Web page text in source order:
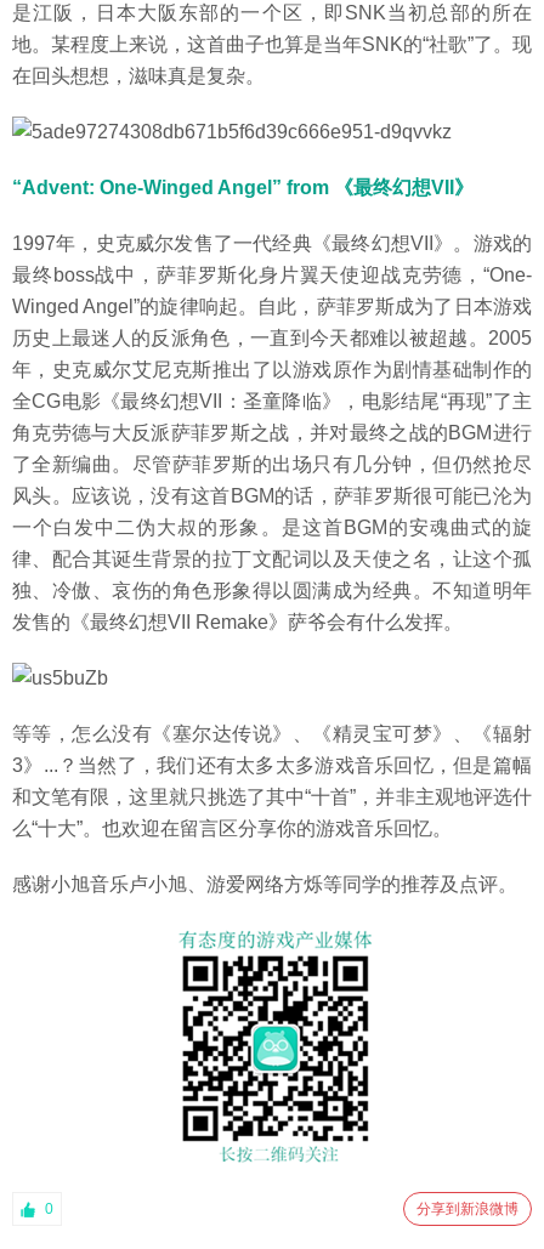
是江阪，日本大阪东部的一个区，即SNK当初总部的所在
地。某程度上来说，这首曲子也算是当年SNK的“社歌”了。现
在回头想想，滋味真是复杂。
“Advent: One-Winged Angel” from 《最终幻想VII》
1997年，史克威尔发售了一代经典《最终幻想VII》。游戏的
最终boss战中，萨菲罗斯化身片翼天使迎战克劳德，“One-
Winged Angel”的旋律响起。自此，萨菲罗斯成为了日本游戏
历史上最迷人的反派角色，一直到今天都难以被超越。2005
年，史克威尔艾尼克斯推出了以游戏原作为剧情基础制作的
全CG电影《最终幻想VII：圣童降临》，电影结尾“再现”了主
角克劳德与大反派萨菲罗斯之战，并对最终之战的BGM进行
了全新编曲。尽管萨菲罗斯的出场只有几分钟，但仍然抢尽
风头。应该说，没有这首BGM的话，萨菲罗斯很可能已沦为
一个白发中二伪大叔的形象。是这首BGM的安魂曲式的旋
律、配合其诞生背景的拉丁文配词以及天使之名，让这个孤
独、冷傲、哀伤的角色形象得以圆满成为经典。不知道明年
发售的《最终幻想VII Remake》萨爷会有什么发挥。
等等，怎么没有《塞尔达传说》、《精灵宝可梦》、《辐射
3》...？当然了，我们还有太多太多游戏音乐回忆，但是篇幅
和文笔有限，这里就只挑选了其中“十首”，并非主观地评选什
么“十大”。也欢迎在留言区分享你的游戏音乐回忆。
感谢小旭音乐卢小旭、游爱网络方烁等同学的推荐及点评。
0 分享到新浪微博